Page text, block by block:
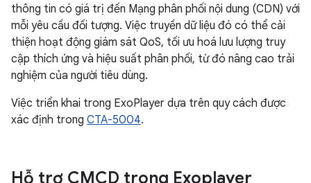
thông tin có giá trị đến Mạng phân phối nội dung (CDN) với
mỗi yêu cầu đối tượng. Việc truyền dữ liệu đó có thể cải
thiện hoạt động giám sát QoS, tối ưu hoá lưu lượng truy
cập thích ứng và hiệu suất phân phối, từ đó nâng cao trải
nghiệm của người tiêu dùng.
Việc triển khai trong ExoPlayer dựa trên quy cách được
xác định trong CTA-5004.
Hỗ trợ CMCD trong Exoplayer